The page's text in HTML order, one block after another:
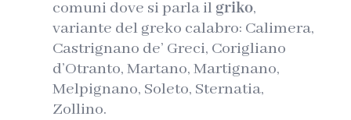
comuni dove si parla il griko,
variante del greko calabro: Calimera,
Castrignano de’ Greci, Corigliano
d’Otranto, Martano, Martignano,
Melpignano, Soleto, Sternatia,
Zollino.